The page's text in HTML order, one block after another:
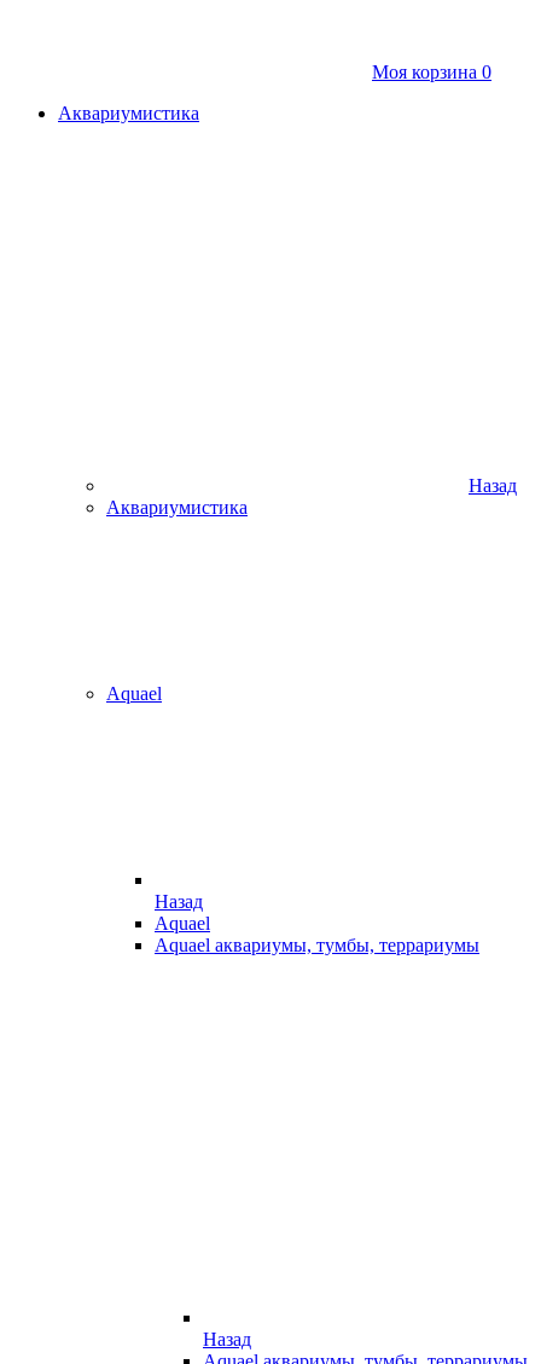
Моя корзина 0
Аквариумистика
Назад
Аквариумистика
Aquael
Назад
Aquael
Aquael аквариумы, тумбы, террариумы
Назад